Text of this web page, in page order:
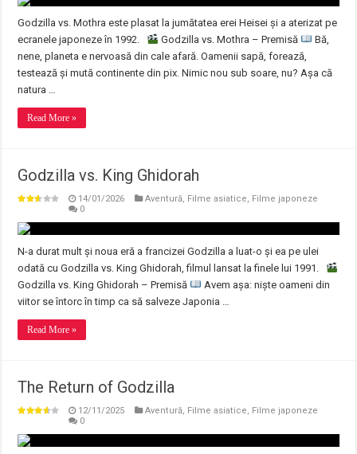
Godzilla vs. Mothra este plasat la jumătatea erei Heisei și a aterizat pe
ecranele japoneze în 1992.
Godzilla vs. Mothra – Premisă
Bă,
nene, planeta e nervoasă din cale afară. Oamenii sapă, forează,
testează și mută continente din pix. Nimic nou sub soare, nu? Așa că
natura …
Read More »
Godzilla vs. King Ghidorah
14/01/2026 Aventură, Filme asiatice, Filme japoneze
0
N-a durat mult și noua eră a francizei Godzilla a luat-o și ea pe ulei
odată cu Godzilla vs. King Ghidorah, filmul lansat la finele lui 1991.
Godzilla vs. King Ghidorah – Premisă
Avem așa: niște oameni din
viitor se întorc în timp ca să salveze Japonia …
Read More »
The Return of Godzilla
12/11/2025 Aventură, Filme asiatice, Filme japoneze
0